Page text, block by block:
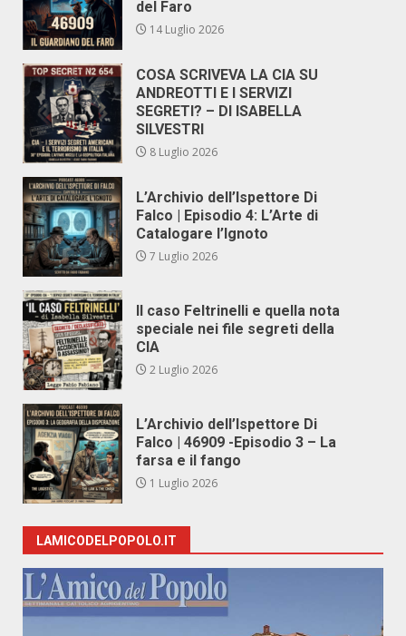
del Faro
14 Luglio 2026
COSA SCRIVEVA LA CIA SU
ANDREOTTI E I SERVIZI
SEGRETI? – DI ISABELLA
SILVESTRI
8 Luglio 2026
L’Archivio dell’Ispettore Di
Falco | Episodio 4: L’Arte di
Catalogare l’Ignoto
7 Luglio 2026
Il caso Feltrinelli e quella nota
speciale nei file segreti della
CIA
2 Luglio 2026
L’Archivio dell’Ispettore Di
Falco | 46909 -Episodio 3 – La
farsa e il fango
1 Luglio 2026
LAMICODELPOPOLO.IT